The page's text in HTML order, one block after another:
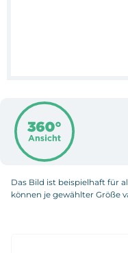
Das Bild ist beispielhaft für
können je gewählter Größe